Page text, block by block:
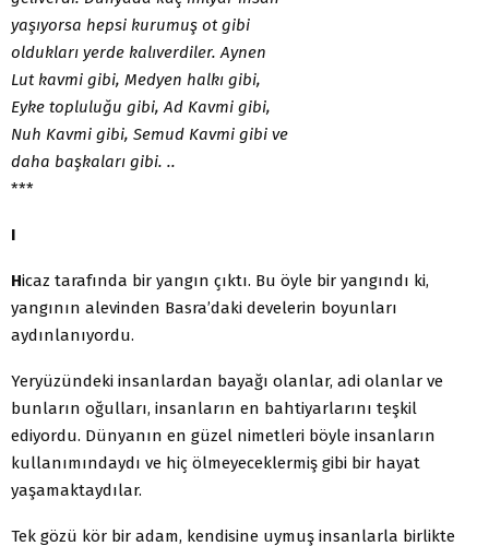
yaşıyorsa hepsi kurumuş ot gibi
oldukları yerde kalıverdiler. Aynen
Lut kavmi gibi, Medyen halkı gibi,
Eyke topluluğu gibi, Ad Kavmi gibi,
Nuh Kavmi gibi, Semud Kavmi gibi ve
daha başkaları gibi. ..
***
I
Hicaz tarafında bir yangın çıktı. Bu öyle bir yangındı ki,
yangının alevinden Basra’daki develerin boyunları
aydınlanıyordu.
Yeryüzündeki insanlardan bayağı olanlar, adi olanlar ve
bunların oğulları, insanların en bahtiyarlarını teşkil
ediyordu. Dünyanın en güzel nimetleri böyle insanların
kullanımındaydı ve hiç ölmeyeceklermiş gibi bir hayat
yaşamaktaydılar.
Tek gözü kör bir adam, kendisine uymuş insanlarla birlikte